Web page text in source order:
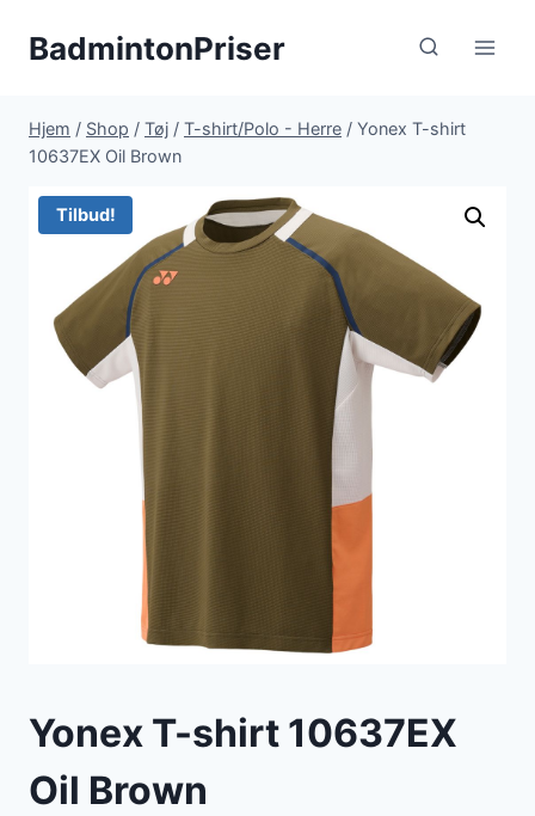
BadmintonPriser
Hjem / Shop / Tøj / T-shirt/Polo - Herre / Yonex T-shirt
10637EX Oil Brown
Tilbud!
Yonex T-shirt 10637EX
Oil Brown